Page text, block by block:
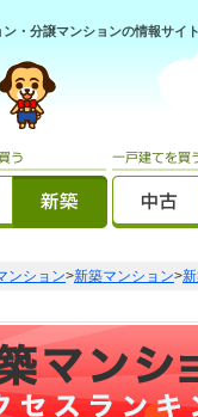
・分譲マンションの情報サイ
ンション>新築マンション>